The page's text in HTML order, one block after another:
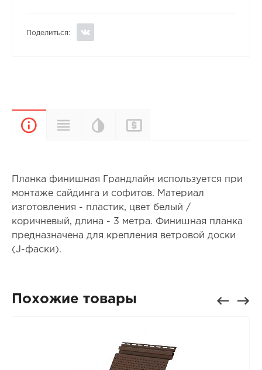
Поделиться:
ОписаниеХарактеристики
Цветовая
палитра
Планка финишная Грандлайн используется при
монтаже сайдинга и софитов. Материал
изготовления - пластик, цвет белый /
коричневый, длина - 3 метра. Финишная планка
предназначена для крепления ветровой доски
(J-фаски).
Похожие товары